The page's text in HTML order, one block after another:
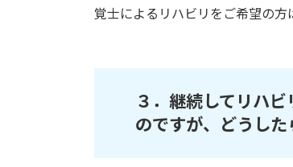
覚士によるリハビリをご希望の方
３． 継続してリハビ
のですが、どうした